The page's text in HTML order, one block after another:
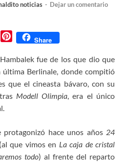
noticias - Dejar un comentario
M
m
P
n
t
e
t
Share
fue de los que dio que
Berlinale, donde compitió
que el cineasta bávaro, con su
Modell Olimpia, era el único
hace unos años 24
que vimos en La caja de cristal
todo) al frente del reparto